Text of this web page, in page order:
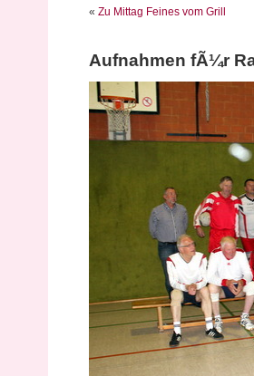
« Zu Mittag Feines vom Grill
Aufnahmen fÃ¼r